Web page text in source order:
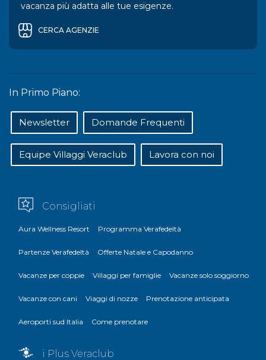
vacanza più adatta alle tue esigenze.
CERCA AGENZIE
In Primo Piano:
Newsletter Domande Frequenti
Equipe Villaggi Veraclub Lavora con noi
Consigliati
Aura Wellness Resort Programma Verafedeltà
Partenze Verafedeltà Offerte Natale e Capodanno
Vacanze per coppie Villaggi per famiglie Vacanze solo soggiorno
Vacanze con cani Viaggi di nozze Prenotazione anticipata
Aeroporti sud Italia Come prenotare
i Plus Veraclub